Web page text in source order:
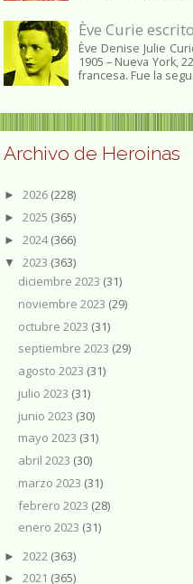
Ève Curie
Ève Denise Julie
1905 – Nueva York,
francesa. Fue la
Archivo de Heroinas
► 2026 (228)
► 2025 (365)
► 2024(366)
▼ 2023 (363)
diciembre 2023 (31)
noviembre 2023 (29)
octubre 2023 (31)
septiembre 2023 (29)
agosto 2023 (31)
julio 2023 (31)
junio 2023 (30)
mayo 2023 (31)
abril 2023 (30)
marzo 2023 (31)
febrero 2023 (28)
enero 2023 (31)
► 2022 (363)
► 2021 (365)